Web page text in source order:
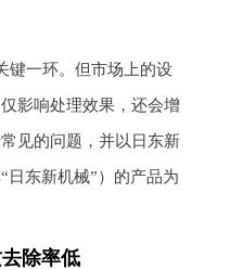
键一环。但市场上的设
影响处理效果，还会增
见的问题，并以日东新
日东新机械”）的产品为
除率低